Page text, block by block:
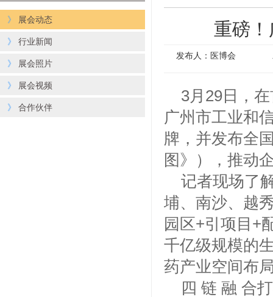
》 展会动态
》 行业新闻
》 展会照片
》 展会视频
》 合作伙伴
重磅
发布人：医博会
3月29日，
广州市工业和
牌，并发布全
图》），推动
记者现场了
埔、南沙、越
园区+引项目+
千亿级规模的
药产业空间布
四 链 融 合